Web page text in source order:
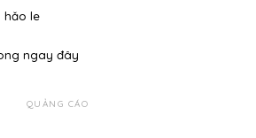
hǎo le
ngay đây
QUẢNG CÁO